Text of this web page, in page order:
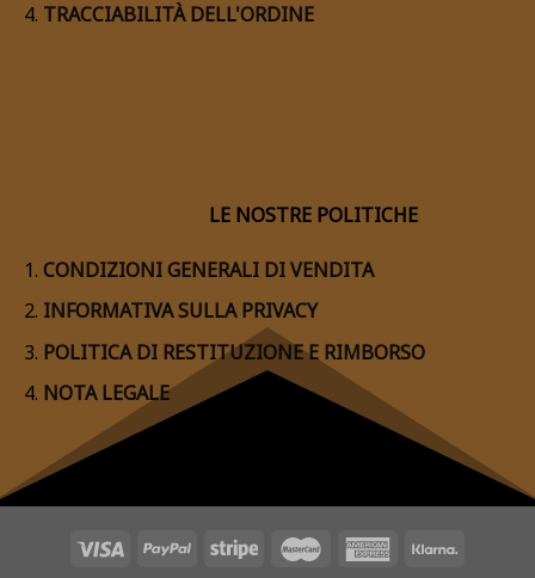
TRACCIABILITÀ DELL'ORDINE
LE NOSTRE POLITICHE
CONDIZIONI GENERALI DI VENDITA
INFORMATIVA SULLA PRIVACY
POLITICA DI RESTITUZIONE E RIMBORSO
NOTA LEGALE